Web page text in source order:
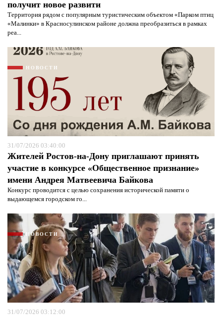
получит новое развити
Территория рядом с популярным туристическим объектом «Парком птиц
«Малинки» в Красносулинском районе должна преобразиться в рамках
реа...
НОВОСТИ
31/07/2026 03:40:00
Жителей Ростов-на-Дону приглашают принять
участие в конкурсе «Общественное признание»
имени Андрея Матвеевича Байкова
Конкурс проводится с целью сохранения исторической памяти о
выдающемся городском го...
НОВОСТИ
31/07/2026 03:12:00
Я согласен сполитикой конфиденциальности и
защиты информации*
Я согласен сполитикой конфиденциальности и
защиты информации*